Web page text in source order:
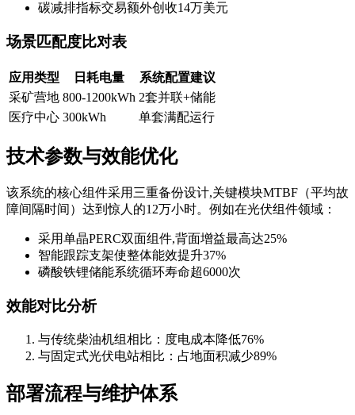
碳减排指标交易额外创收14万美元
场景匹配度比对表
应用类型 日耗电量
系统配置建议
采矿营地 800-1200kWh 2套并联+储能
医疗中心 300kWh 单套满配运行
技术参数与效能优化
该系统的核心组件采用三重备份设计,关键模块MTBF（平均故
障间隔时间）达到惊人的12万小时。例如在光伏组件领域：
采用单晶PERC双面组件,背面增益最高达25%
智能跟踪支架使整体能效提升37%
磷酸铁锂储能系统循环寿命超6000次
效能对比分析
与传统柴油机组相比：度电成本降低76%
与固定式光伏电站相比：占地面积减少89%
部署流程与维护体系